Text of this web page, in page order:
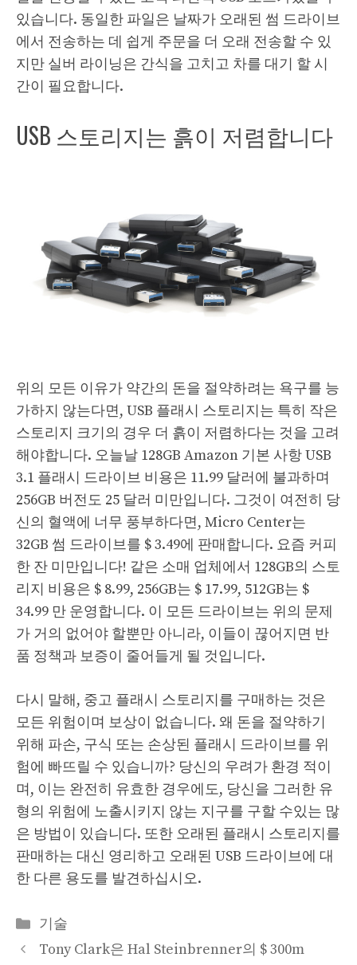
있습니다. 동일한 파일은 날짜가 오래된 썸 드라이브
에서 전송하는 데 쉽게 주문을 더 오래 전송할 수 있
지만 실버 라이닝은 간식을 고치고 차를 대기 할 시
간이 필요합니다.
USB 스토리지는 흙이 저렴합니다
위의 모든 이유가 약간의 돈을 절약하려는 욕구를 능
가하지 않는다면, USB 플래시 스토리지는 특히 작은
스토리지 크기의 경우 더 흙이 저렴하다는 것을 고려
해야합니다. 오늘날 128GB Amazon 기본 사항 USB
3.1 플래시 드라이브 비용은 11.99 달러에 불과하며
256GB 버전도 25 달러 미만입니다. 그것이 여전히 당
신의 혈액에 너무 풍부하다면, Micro Center는
32GB 썸 드라이브를 $ 3.49에 판매합니다. 요즘 커피
한 잔 미만입니다! 같은 소매 업체에서 128GB의 스토
리지 비용은 $ 8.99, 256GB는 $ 17.99, 512GB는 $
34.99 만 운영합니다. 이 모든 드라이브는 위의 문제
가 거의 없어야 할뿐만 아니라, 이들이 끊어지면 반
품 정책과 보증이 줄어들게 될 것입니다.
다시 말해, 중고 플래시 스토리지를 구매하는 것은
모든 위험이며 보상이 없습니다. 왜 돈을 절약하기
위해 파손, 구식 또는 손상된 플래시 드라이브를 위
험에 빠뜨릴 수 있습니까? 당신의 우려가 환경 적이
며, 이는 완전히 유효한 경우에도, 당신을 그러한 유
형의 위험에 노출시키지 않는 지구를 구할 수있는 많
은 방법이 있습니다. 또한 오래된 플래시 스토리지를
판매하는 대신 영리하고 오래된 USB 드라이브에 대
한 다른 용도를 발견하십시오.
Categories
기술
Tony Clark은 Hal Steinbrenner의 $ 300m